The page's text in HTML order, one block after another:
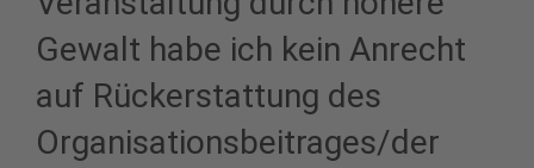
Gewalt habe ich kein Anrecht
auf Rückerstattung des
Organisationsbeitrages/der